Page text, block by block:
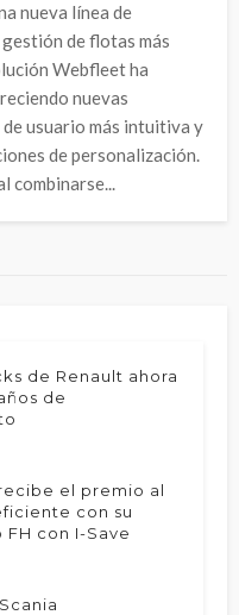
nueva línea de
de flotas más
Webfleet ha
nuevas
usuario más intuitiva y
de personalización.
combinarse...
de Renault ahora
de
el premio al
con su
con I-Save